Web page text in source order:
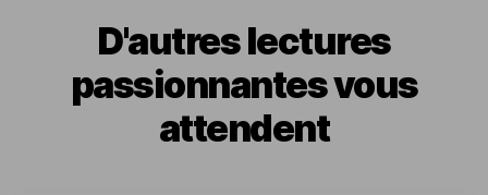
D'autres lectures
passionnantes vous
attendent